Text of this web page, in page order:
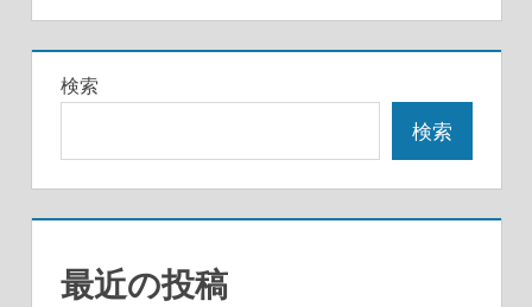
ゲ
ー
シ
ョ
ン
検索
検索
最近の投稿